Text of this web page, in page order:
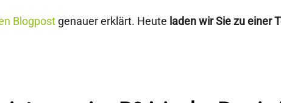
Blogpost genauer erklärt. Heute laden wir Sie zu einer